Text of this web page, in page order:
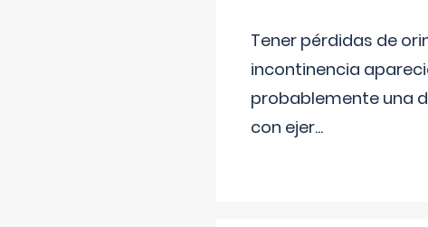
Tener pérdidas de
incontinencia
probablemente una
con ejer...